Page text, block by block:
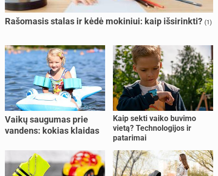
Rašomasis stalas ir kėdė mokiniui: kaip išsirinkti? (1)
Vaikų saugumas prie
vandens: kokias klaidas
Kaip sekti vaiko buvimo
vietą? Technologijos ir
patarimai